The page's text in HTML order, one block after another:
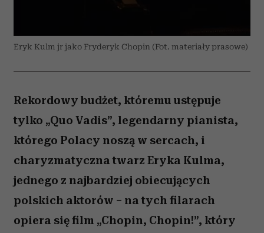
Eryk Kulm jr jako Fryderyk Chopin (Fot. materiały prasowe)
Rekordowy budżet, któremu ustępuje
tylko „Quo Vadis”, legendarny pianista,
którego Polacy noszą w sercach, i
charyzmatyczna twarz Eryka Kulma,
jednego z najbardziej obiecujących
polskich aktorów – na tych filarach
opiera się film „Chopin, Chopin!”, który